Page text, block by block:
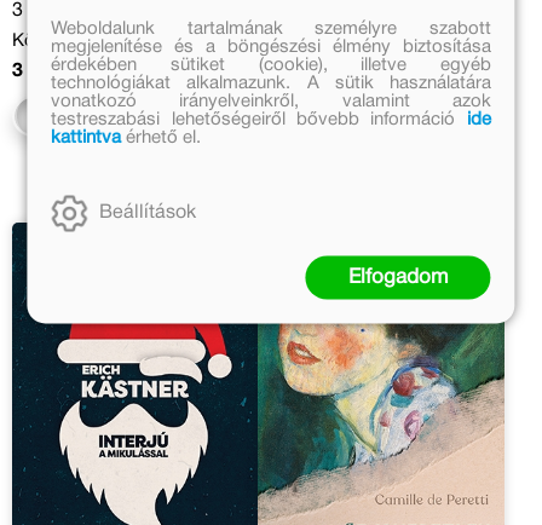
3 499 Ft
Kötött ár:
3 149 Ft
Kosárba
Kötött ár:
3 599 Ft
Kosárba
Weboldalunk tartalmának személyre szabott
megjelenítése és a böngészési élmény biztosítása
érdekében sütiket (cookie), illetve egyéb
technológiákat alkalmazunk. A sütik használatára
vonatkozó irányelveinkről, valamint azok
testreszabási lehetőségeiről bővebb információ
ide
kattintvaérhető el.
Beállítások
Elfogadom